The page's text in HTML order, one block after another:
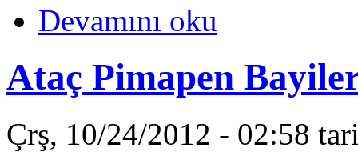
Devamını oku
Ataç Pimapen
Çrş, 10/24/2012 - 02:58